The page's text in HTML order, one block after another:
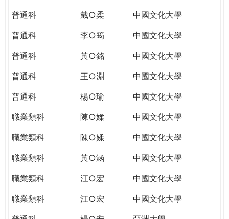
普通科
戴○柔
中國文化大學
普通科
李○筠
中國文化大學
普通科
黃○銘
中國文化大學
普通科
王○淵
中國文化大學
普通科
楊○瑜
中國文化大學
職業類科
陳○媃
中國文化大學
職業類科
陳○媃
中國文化大學
職業類科
黃○涵
中國文化大學
職業類科
江○宏
中國文化大學
職業類科
江○宏
中國文化大學